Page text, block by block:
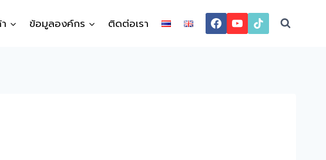
ข้อมูลองค์กร ติดต่อเรา